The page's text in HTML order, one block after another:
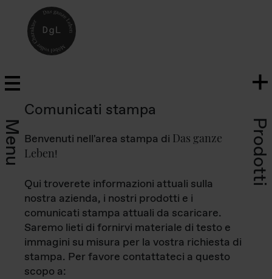
Menu Prodotti
Comunicati stampa
Benvenuti nell'area stampa di Das ganze
Leben!
Qui troverete informazioni attuali sulla
nostra azienda, i nostri prodotti e i
comunicati stampa attuali da scaricare.
Saremo lieti di fornirvi materiale di testo e
immagini su misura per la vostra richiesta di
stampa. Per favore contattateci a questo
scopo a: